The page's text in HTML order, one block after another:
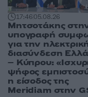
17:4605.08.26
Μητσοτάκης
υπογραφή
για την
διασύνδεση
– Κύπρου:
ψήφος
η είσοδος της
Meridiam στην